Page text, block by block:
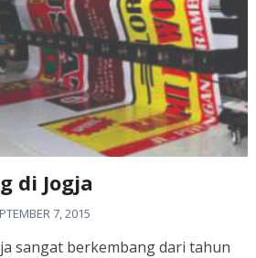
di Jogja
7, 2015
sangat berkembang dari tahun